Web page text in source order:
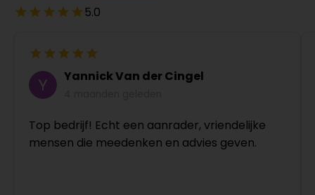
5.0
Yannick Van der Cingel
Top bedrijf! Echt een aanrader, vriendelijke
mensen die meedenken en advies geven.